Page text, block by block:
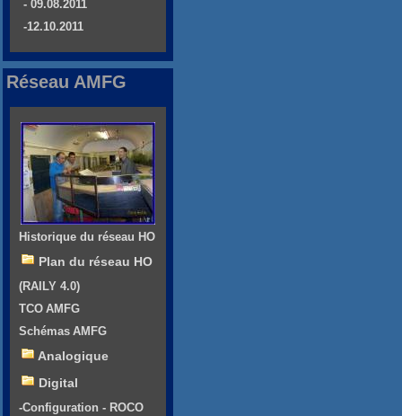
- 09.08.2011
-12.10.2011
Réseau AMFG
Historique du réseau HO
Plan du réseau HO
(RAILY 4.0)
TCO AMFG
Schémas AMFG
Analogique
Digital
-Configuration - ROCO